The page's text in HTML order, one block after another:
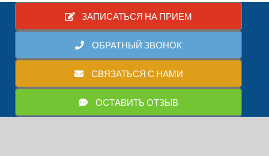
ЗАПИСАТЬСЯ НА ПРИЕМ
ОБРАТНЫЙ ЗВОНОК
СВЯЗАТЬСЯ С НАМИ
ОСТАВИТЬ ОТЗЫВ